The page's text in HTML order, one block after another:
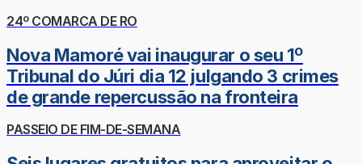
24º COMARCA DE RO
Nova Mamoré vai inaugurar o seu 1º
Tribunal do Júri dia 12 julgando 3 crimes
de grande repercussão na fronteira
PASSEIO DE FIM-DE-SEMANA